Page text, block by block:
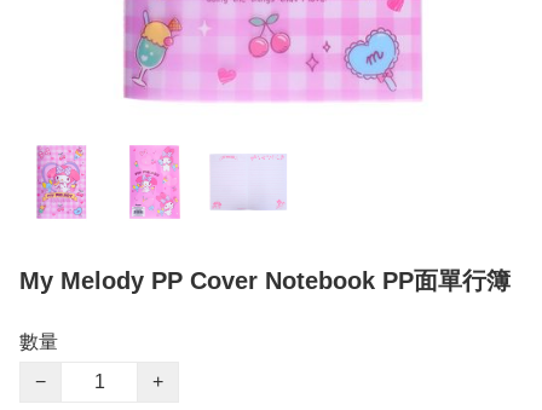
My Melody PP Cover Notebook PP面單行簿
數量
−
+